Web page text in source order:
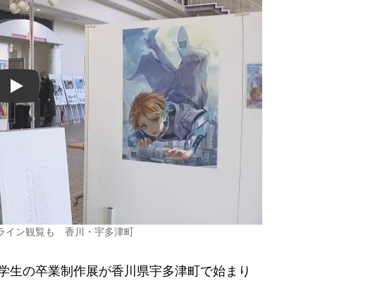
Play
イン観覧も 香川・宇多津町
の卒業制作展が香川県宇多津町で始まり